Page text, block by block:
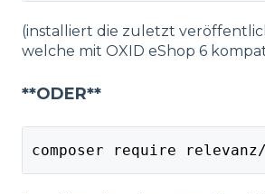
(installiert die zuletzt
welche mit OXID eShop 6
**ODER**
composer require